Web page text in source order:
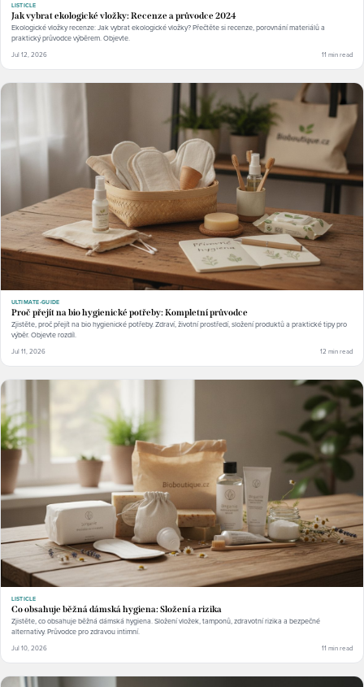
LISTICLE
Jak vybrat ekologické vložky: Recenze a průvodce 2024
Ekologické vložky recenze: Jak vybrat ekologické vložky? Přečtěte si recenze, porovnání materiálů a
praktický průvodce výběrem. Objevte.
Jul 12, 2026 11 min read
ULTIMATE-GUIDE
Proč přejít na bio hygienické potřeby: Kompletní průvodce
Zjistěte, proč přejít na bio hygienické potřeby. Zdraví, životní prostředí, složení produktů a praktické tipy pro
výběr. Objevte rozdíl.
Jul 11, 2026 12 min read
LISTICLE
Co obsahuje běžná dámská hygiena: Složení a rizika
Zjistěte, co obsahuje běžná dámská hygiena. Složení vložek, tamponů, zdravotní rizika a bezpečné
alternativy. Průvodce pro zdravou intimní.
Jul 10, 2026 11 min read